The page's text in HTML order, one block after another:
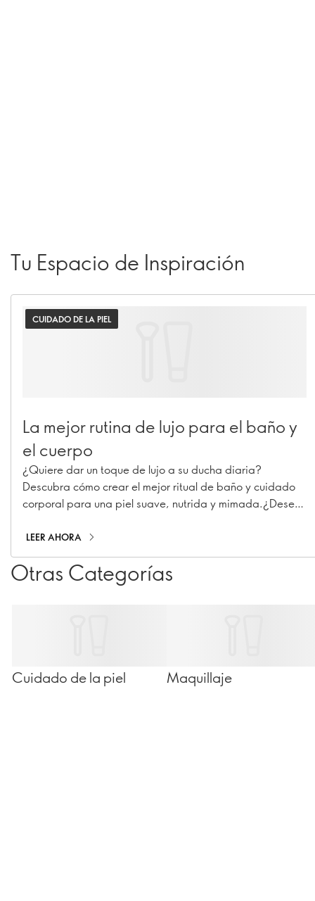
Tu Espacio de Inspiración
CUIDADO DE LA PIEL
La mejor rutina de lujo para el baño y
el cuerpo
¿Quiere dar un toque de lujo a su ducha diaria?
Descubra cómo crear el mejor ritual de baño y cuidado
corporal para una piel suave, nutrida y mimada.¿Desea
Descubra cómo crear el mejor ritual de baño y cuidado
corporal para una piel suave, nutrida y mimada.
LEER AHORA
Otras Categorías
Cuidado de la piel Maquillaje